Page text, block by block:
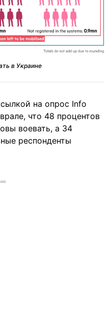
в Украине
на опрос Info
что 48 процентов
воевать, а 34
респонденты